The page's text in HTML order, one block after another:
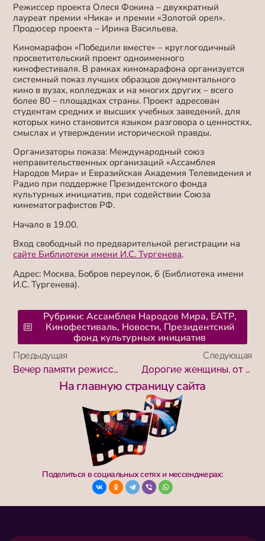
Режиссер проекта Олеся Фокина – двухкратный
лауреат премии «Ника» и премии «Золотой орел».
Продюсер проекта – Ирина Васильева.
Киномарафон «Победили вместе» – круглогодичный
просветительский проект одноименного
кинофестиваля. В рамках киномарафона организуется
системный показ лучших образцов документального
кино в вузах, колледжах и на многих других – всего
более 80 – площадках страны. Проект адресован
студентам средних и высших учебных заведений, для
которых кино становится языком разговора о ценностях,
смыслах и утверждении исторической правды.
Организаторы показа: Международный союз
неправительственных организаций «Ассамблея
Народов Мира» и Евразийская Академия Телевидения и
Радио при поддержке Президентского фонда
культурных инициатив, при содействии Союза
кинематографистов РФ.
Начало в 19.00.
Вход свободный по предварительной регистрации на
сайте Библиотеки имени И.С. Тургенева.
Адрес: Москва, Бобров переулок, 6 (Библиотека имени
И.С. Тургенева).
Рубрики: Ассамблея Народов Мира, ЕАТР,
Кинофестиваль, Новости, Президентский
фонд культурных инициатив
Предыдущая
Вечер памяти режиссера Андрея Шемякина состоится в Библиотеке имени И.С. Тургенева
Следующая
Дорогие женщины, от всей души поздравляем Вас с Международным женским днем! Счастья, мира, любви, всех благ!
На главную страницу сайта
Поделиться в социальных сетях и мессенджерах: